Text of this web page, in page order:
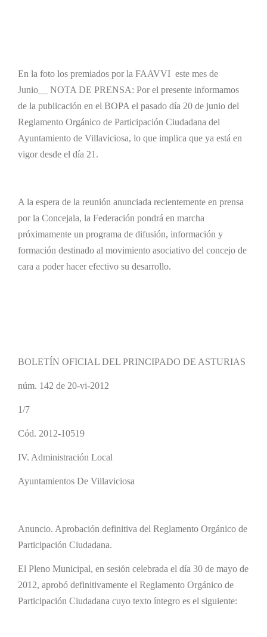
En la foto los premiados por la FAAVVI este mes de
Junio__ NOTA DE PRENSA: Por el presente informamos
de la publicación en el BOPA el pasado día 20 de junio del
Reglamento Orgánico de Participación Ciudadana del
Ayuntamiento de Villaviciosa, lo que implica que ya está en
vigor desde el día 21.
A la espera de la reunión anunciada recientemente en prensa
porla Concejala, la Federación pondrá en marcha
próximamente un programa de difusión, información y
formación destinado al movimiento asociativo del concejo de
cara a poder hacer efectivo su desarrollo.
BOLETÍN OFICIAL DEL PRINCIPADO DE ASTURIAS
núm. 142 de 20-vi-2012
1/7
Cód. 2012-10519
IV. Administración Local
Ayuntamientos De Villaviciosa
Anuncio. Aprobación definitiva del Reglamento Orgánico de
Participación Ciudadana.
El Pleno Municipal, en sesión celebrada el día 30 de mayo de
2012, aprobó definitivamente el Reglamento Orgánico de
Participación Ciudadana cuyo texto íntegro es el siguiente: